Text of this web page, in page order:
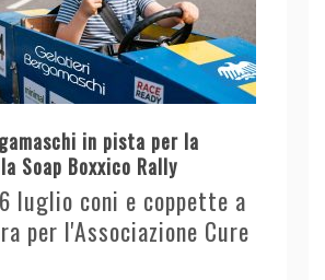
in pista per la
Soap Boxxico Rally
luglio coni e coppette a
per l'Associazione Cure